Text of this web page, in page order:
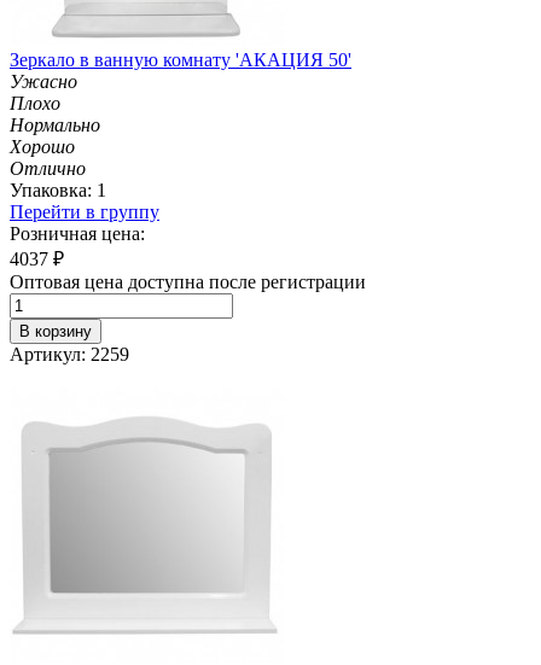
Зеркало в ванную комнату 'АКАЦИЯ 50'
Ужасно
Плохо
Нормально
Хорошо
Отлично
Упаковка: 1
Перейти в группу
Розничная цена:
4037 ₽
Оптовая цена доступна после регистрации
В корзину
Артикул: 2259